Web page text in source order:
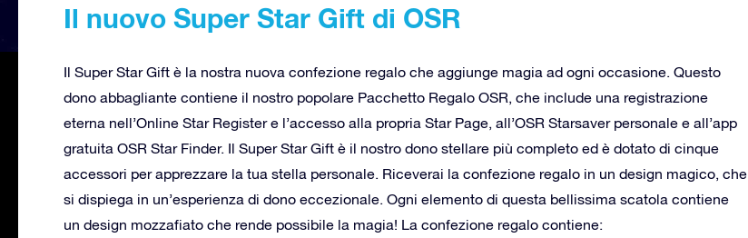
Il nuovo Super Star Gift di OSR
Il Super Star Gift è la nostra nuova confezione regalo che aggiunge magia ad ogni occasione. Questo
dono abbagliante contiene il nostro popolare Pacchetto Regalo OSR, che include una registrazione
eterna nell’Online Star Register e l’accesso alla propria Star Page, all’OSR Starsaver personale e all’app
gratuita OSR Star Finder. Il Super Star Gift è il nostro dono stellare più completo ed è dotato di cinque
accessori per apprezzare la tua stella personale. Riceverai la confezione regalo in un design magico, che
si dispiega in un’esperienza di dono eccezionale. Ogni elemento di questa bellissima scatola contiene
un design mozzafiato che rende possibile la magia! La confezione regalo contiene: